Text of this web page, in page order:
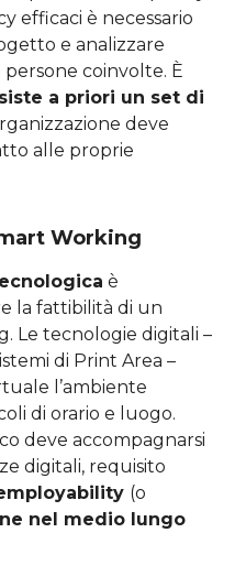
efficaci è necessario
e analizzare
coinvolte. È
a priori un set di
deve
alle proprie
Working
è
la fattibilità di un
Le tecnologie digitali –
di Print Area –
l’ambiente
di orario e luogo.
deve accompagnarsi
digitali, requisito
(o
nel medio lungo